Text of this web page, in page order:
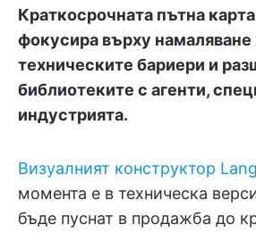
Краткосрочната пътна
фокусира върху намаляване
техническите бариери и
библиотеките с агенти,
индустрията.
Визуалният конструктор
момента е в техническа
бъде пуснат в продажба до